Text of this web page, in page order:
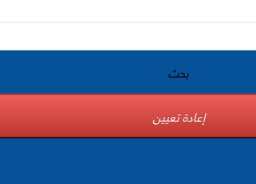
بحث
إعادة تعيين